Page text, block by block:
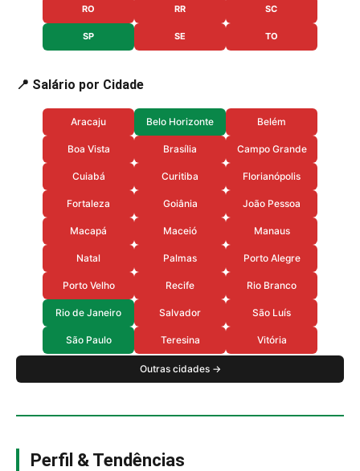
RO RR SC
SP SE TO
📍 Salário por Cidade
Aracaju Belo Horizonte Belém
Boa Vista Brasília Campo Grande
Cuiabá Curitiba Florianópolis
Fortaleza Goiânia João Pessoa
Macapá Maceió Manaus
Natal Palmas Porto Alegre
Porto Velho Recife Rio Branco
Rio de Janeiro Salvador São Luís
São Paulo Teresina Vitória
Outras cidades →
Perfil & Tendências